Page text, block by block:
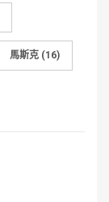
馬斯克 (16)